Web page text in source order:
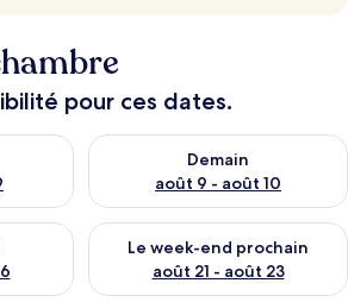
pour ces dates.
ce soir août 8 - août 9
Demain
août 9 - août 10
Vérifier la disponibilité pour
ce week-end août 14 - août 16
Le week-end prochain
août 21 - août 23
Vérifier la disponibilité pour